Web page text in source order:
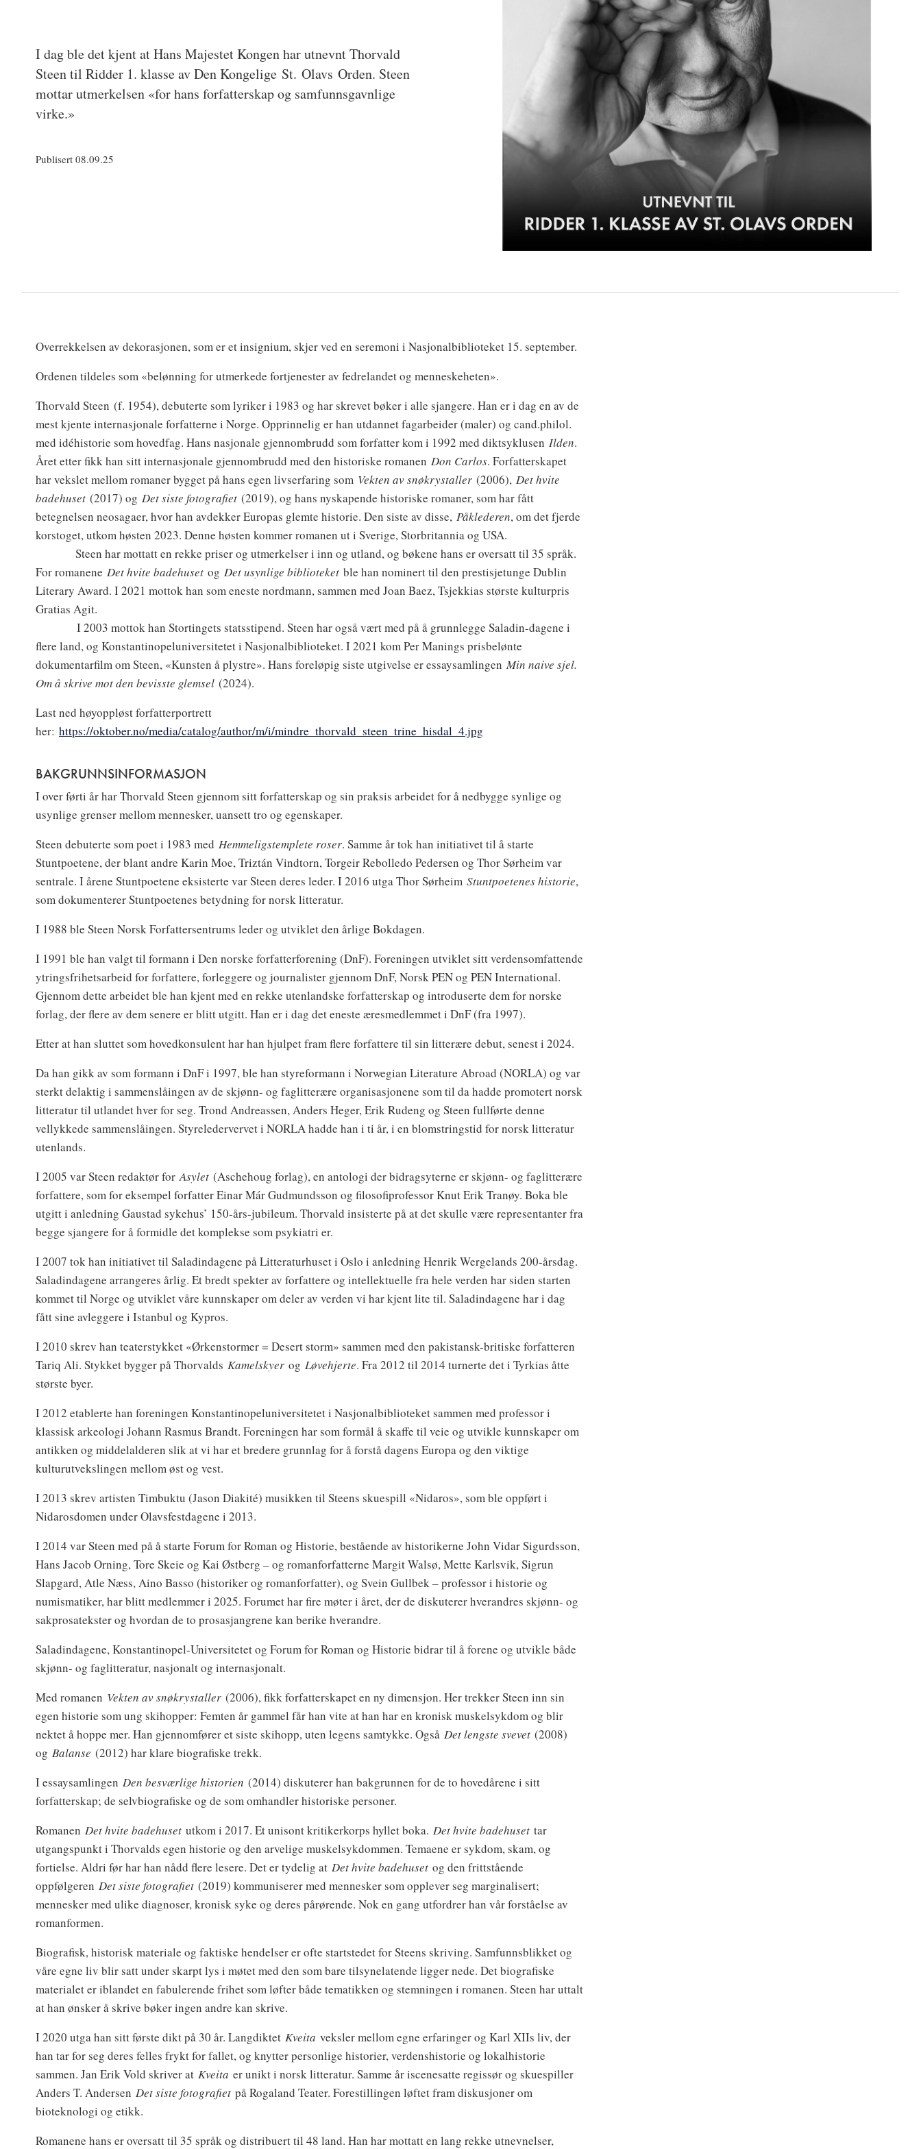
I dag ble det kjent at Hans Majestet Kongen har utnevnt Thorvald
Steen til Ridder 1. klasse av Den Kongelige St. Olavs Orden. Steen
mottar utmerkelsen «for hans forfatterskap og samfunnsgavnlige
virke.»
Publisert 08.09.25
Overrekkelsen av dekorasjonen, som er et insignium, skjer ved en seremoni i Nasjonalbiblioteket 15. september.
Ordenen tildeles som «belønning for utmerkede fortjenester av fedrelandet og menneskeheten».
Thorvald Steen (f. 1954), debuterte som lyriker i 1983 og har skrevet bøker i alle sjangere. Han er i dag en av de
mest kjente internasjonale forfatterne i Norge. Opprinnelig er han utdannet fagarbeider (maler) og cand.philol.
med idéhistorie som hovedfag. Hans nasjonale gjennombrudd som forfatter kom i 1992 med diktsyklusen Ilden.
Året etter fikk han sitt internasjonale gjennombrudd med den historiske romanen Don Carlos. Forfatterskapet
har vekslet mellom romaner bygget på hans egen livserfaring som Vekten av snøkrystaller (2006), Det hvite
badehuset (2017) og Det siste fotografiet (2019), og hans nyskapende historiske romaner, som har fått
betegnelsen neosagaer, hvor han avdekker Europas glemte historie. Den siste av disse, Påklederen, om det fjerde
korstoget, utkom høsten 2023. Denne høsten kommer romanen ut i Sverige, Storbritannia og USA.
Steen har mottatt en rekke priser og utmerkelser i inn og utland, og bøkene hans er oversatt til 35 språk.
For romanene Det hvite badehuset og Det usynlige biblioteket ble han nominert til den prestisjetunge Dublin
Literary Award. I 2021 mottok han som eneste nordmann, sammen med Joan Baez, Tsjekkias største kulturpris
Gratias Agit.
I 2003 mottok han Stortingets statsstipend. Steen har også vært med på å grunnlegge Saladin-dagene i
flere land, og Konstantinopeluniversitetet i Nasjonalbiblioteket. I 2021 kom Per Manings prisbelønte
dokumentarfilm om Steen, «Kunsten å plystre». Hans foreløpig siste utgivelse er essaysamlingen Min naive sjel.
Om å skrive mot den bevisste glemsel (2024).
Last ned høyoppløst forfatterportrett
her: https://oktober.no/media/catalog/author/m/i/mindre_thorvald_steen_trine_hisdal_4.jpg
BAKGRUNNSINFORMASJON
I over førti år har Thorvald Steen gjennom sitt forfatterskap og sin praksis arbeidet for å nedbygge synlige og
usynlige grenser mellom mennesker, uansett tro og egenskaper.
Steen debuterte som poet i 1983 med Hemmeligstemplete roser. Samme år tok han initiativet til å starte
Stuntpoetene, der blant andre Karin Moe, Triztán Vindtorn, Torgeir Rebolledo Pedersen og Thor Sørheim var
sentrale. I årene Stuntpoetene eksisterte var Steen deres leder. I 2016 utga Thor Sørheim Stuntpoetenes historie,
som dokumenterer Stuntpoetenes betydning for norsk litteratur.
I 1988 ble Steen Norsk Forfattersentrums leder og utviklet den årlige Bokdagen.
I 1991 ble han valgt til formann i Den norske forfatterforening (DnF). Foreningen utviklet sitt verdensomfattende
ytringsfrihetsarbeid for forfattere, forleggere og journalister gjennom DnF, Norsk PEN og PEN International.
Gjennom dette arbeidet ble han kjent med en rekke utenlandske forfatterskap og introduserte dem for norske
forlag, der flere av dem senere er blitt utgitt. Han er i dag det eneste æresmedlemmet i DnF (fra 1997).
Etter at han sluttet som hovedkonsulent har han hjulpet fram flere forfattere til sin litterære debut, senest i 2024.
Da han gikk av som formann i DnF i 1997, ble han styreformann i Norwegian Literature Abroad (NORLA) og var
sterkt delaktig i sammenslåingen av de skjønn- og faglitterære organisasjonene som til da hadde promotert norsk
litteratur til utlandet hver for seg. Trond Andreassen, Anders Heger, Erik Rudeng og Steen fullførte denne
vellykkede sammenslåingen. Styreledervervet i NORLA hadde han i ti år, i en blomstringstid for norsk litteratur
utenlands.
I 2005 var Steen redaktør forAsylet (Aschehoug forlag), en antologi der bidragsyterne er skjønn- og faglitterære
forfattere, som for eksempel forfatter Einar Már Gudmundsson og filosofiprofessor Knut Erik Tranøy. Boka ble
utgitt i anledning Gaustad sykehus’ 150-års-jubileum. Thorvald insisterte på at det skulle være representanter fra
begge sjangere for å formidle det komplekse som psykiatri er.
I 2007 tok han initiativet til Saladindagene på Litteraturhuset i Oslo i anledning Henrik Wergelands 200-årsdag.
Saladindagene arrangeres årlig. Et bredt spekter av forfattere og intellektuelle fra hele verden har siden starten
kommet til Norge og utviklet våre kunnskaper om deler av verden vi har kjent lite til. Saladindagene har i dag
fått sine avleggere i Istanbul og Kypros.
I 2010 skrev han teaterstykket «Ørkenstormer = Desert storm» sammen med den pakistansk-britiske forfatteren
Tariq Ali. Stykket bygger på Thorvalds Kamelskyer og Løvehjerte. Fra 2012 til 2014 turnerte det i Tyrkias åtte
største byer.
I 2012 etablerte han foreningen Konstantinopeluniversitetet i Nasjonalbiblioteket sammen med professor i
klassisk arkeologi Johann Rasmus Brandt. Foreningen har som formål å skaffe til veie og utvikle kunnskaper om
antikken og middelalderen slik at vi har et bredere grunnlag for å forstå dagens Europa og den viktige
kulturutvekslingen mellom øst og vest.
I 2013 skrev artisten Timbuktu (Jason Diakité) musikken til Steens skuespill «Nidaros», som ble oppført i
Nidarosdomen under Olavsfestdagene i 2013.
I 2014 var Steen med på å starte Forum for Roman og Historie, bestående av historikerne John Vidar Sigurdsson,
Hans Jacob Orning, Tore Skeie og Kai Østberg – og romanforfatterne Margit Walsø, Mette Karlsvik, Sigrun
Slapgard, Atle Næss, Aino Basso (historiker og romanforfatter), og Svein Gullbek – professor i historie og
numismatiker, har blitt medlemmer i 2025. Forumet har fire møter i året, der de diskuterer hverandres skjønn- og
sakprosatekster og hvordan de to prosasjangrene kan berike hverandre.
Saladindagene, Konstantinopel-Universitetet og Forum for Roman og Historie bidrar til å forene og utvikle både
skjønn- og faglitteratur, nasjonalt og internasjonalt.
Med romanen Vekten av snøkrystaller (2006), fikk forfatterskapet en ny dimensjon. Her trekker Steen inn sin
egen historie som ung skihopper: Femten år gammel får han vite at han har en kronisk muskelsykdom og blir
nektet å hoppe mer. Han gjennomfører et siste skihopp, uten legens samtykke. Også Det lengste svevet (2008)
og Balanse (2012) har klare biografiske trekk.
I essaysamlingen Den besværlige historien (2014) diskuterer han bakgrunnen for de to hovedårene i sitt
forfatterskap; de selvbiografiske og de som omhandler historiske personer.
Romanen Det hvite badehuset utkom i 2017. Et unisont kritikerkorps hyllet boka. Det hvite badehuset tar
utgangspunkt i Thorvalds egen historie og den arvelige muskelsykdommen. Temaene er sykdom, skam, og
fortielse. Aldri før har han nådd flere lesere. Det er tydelig at Det hvite badehuset og den frittstående
oppfølgeren Det siste fotografiet (2019) kommuniserer med mennesker som opplever seg marginalisert;
mennesker med ulike diagnoser, kronisk syke og deres pårørende. Nok en gang utfordrer han vår forståelse av
romanformen.
Biografisk, historisk materiale og faktiske hendelser er ofte startstedet for Steens skriving. Samfunnsblikket og
våre egne liv blir satt under skarpt lys i møtet med den som bare tilsynelatende ligger nede. Det biografiske
materialet er iblandet en fabulerende frihet som løfter både tematikken og stemningen i romanen. Steen har uttalt
at han ønsker å skrive bøker ingen andre kan skrive.
I 2020 utga han sitt første dikt på 30 år. Langdiktet Kveita veksler mellom egne erfaringer og Karl XIIs liv, der
han tar for seg deres felles frykt for fallet, og knytter personlige historier, verdenshistorie og lokalhistorie
sammen. Jan Erik Vold skriver at Kveita er unikt i norsk litteratur. Samme år iscenesatte regissør og skuespiller
Anders T. Andersen Det siste fotografiet på Rogaland Teater. Forestillingen løftet fram diskusjoner om
bioteknologi og etikk.
Romanene hans er oversatt til 35 språk og distribuert til 48 land. Han har mottatt en lang rekke utnevnelser,